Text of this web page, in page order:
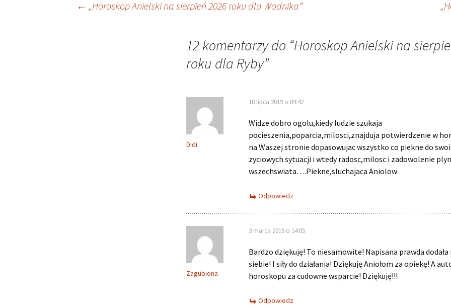
Nawigacja
← „Horoskop Anielski na sierpień 2026 roku dla Wodnika”
12 komentarzy do “Horoskop Anielski na
roku dla Ryby”
Didi
18 lipca 2019 o 09:42
Widze dobro ogolu,kiedy ludzie szukaja
pocieszenia,poparcia,milosci,znajduja potwierdzenie w
na Waszej stronie dopasowujac wszystko co piekne do
zyciowych sytuacji i wtedy radosc,milosc i zadowolenie
wszechswiata….Piekne,sluchajaca Aniolow
Odpowiedz
Zagubiona
3 marca 2019 o 14:05
Bardzo dziękuję! To niesamowite! Napisana prawda
siebie! I siły do działania! Dziękuję Aniołom za opiekę! A
horoskopu za cudowne wsparcie! Dziękuję!!!
Odpowiedz